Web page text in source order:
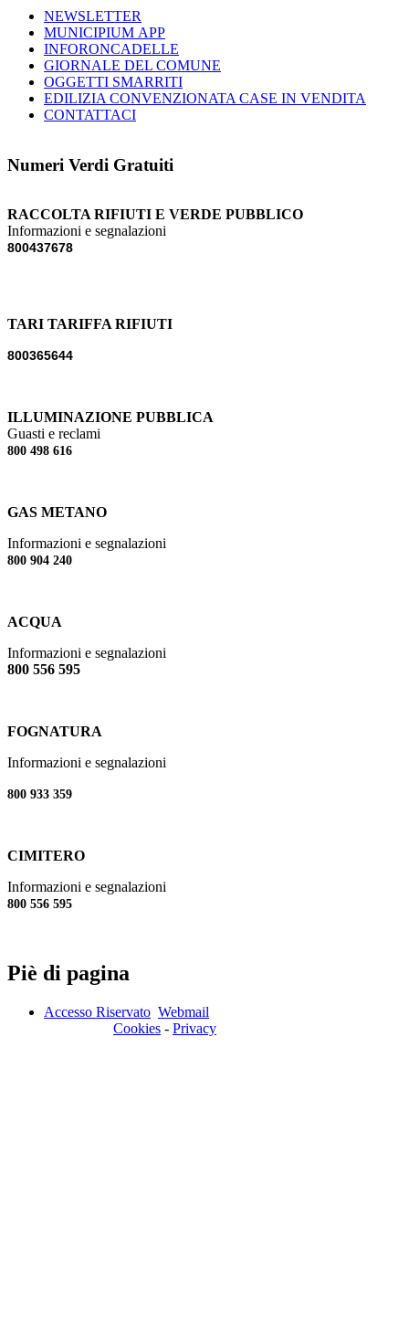
NEWSLETTER
MUNICIPIUM APP
INFORONCADELLE
GIORNALE DEL COMUNE
OGGETTI SMARRITI
EDILIZIA CONVENZIONATA CASE IN VENDITA
CONTATTACI
Numeri Verdi Gratuiti
RACCOLTA RIFIUTI E VERDE PUBBLICO
Informazioni e segnalazioni
800437678
TARI TARIFFA RIFIUTI
800365644
ILLUMINAZIONE PUBBLICA
Guasti e reclami
800 498 616
GAS METANO
Informazioni e segnalazioni
800 904 240
ACQUA
Informazioni e segnalazioni
800 556 595
FOGNATURA
Informazioni e segnalazioni
800 933 359
CIMITERO
Informazioni e segnalazioni
800 556 595
Piè di pagina
Accesso Riservato Webmail
Cookies - Privacy